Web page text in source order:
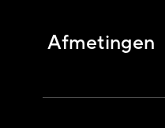
Afmetingen